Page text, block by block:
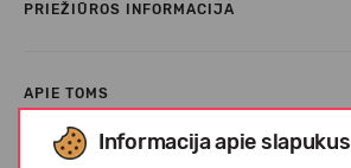
Informacija apie slapukus
PRIEŽIŪROS INFORMACIJA
APIE TOMS